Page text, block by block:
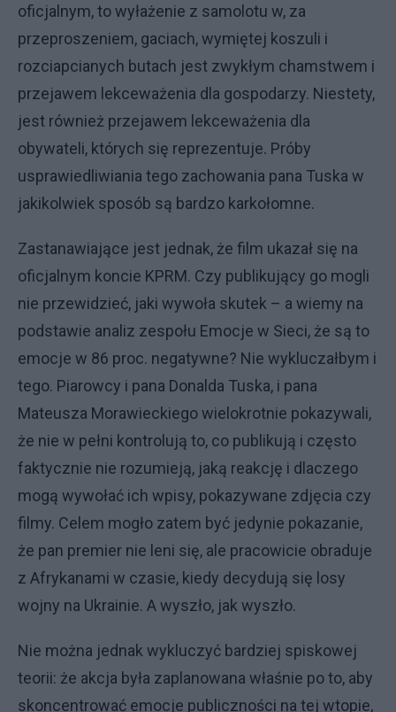
oficjalnym, to wyłażenie z samolotu w, za
przeproszeniem, gaciach, wymiętej koszuli i
rozciapcianych butach jest zwykłym chamstwem i
przejawem lekceważenia dla gospodarzy. Niestety,
jest również przejawem lekceważenia dla
obywateli, których się reprezentuje. Próby
usprawiedliwiania tego zachowania pana Tuska w
jakikolwiek sposób są bardzo karkołomne.
Zastanawiające jest jednak, że film ukazał się na
oficjalnym koncie KPRM. Czy publikujący go mogli
nie przewidzieć, jaki wywoła skutek – a wiemy na
podstawie analiz zespołu Emocje w Sieci, że są to
emocje w 86 proc. negatywne? Nie wykluczałbym i
tego. Piarowcy i pana Donalda Tuska, i pana
Mateusza Morawieckiego wielokrotnie pokazywali,
że nie w pełni kontrolują to, co publikują i często
faktycznie nie rozumieją, jaką reakcję i dlaczego
mogą wywołać ich wpisy, pokazywane zdjęcia czy
filmy. Celem mogło zatem być jedynie pokazanie,
że pan premier nie leni się, ale pracowicie obraduje
z Afrykanami w czasie, kiedy decydują się losy
wojny na Ukrainie. A wyszło, jak wyszło.
Nie można jednak wykluczyć bardziej spiskowej
teorii: że akcja była zaplanowana właśnie po to, aby
skoncentrować emocje publiczności na tej wtopie,